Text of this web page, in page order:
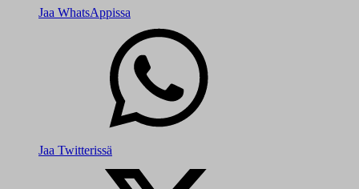
Jaa WhatsAppissa
Jaa Twitterissä